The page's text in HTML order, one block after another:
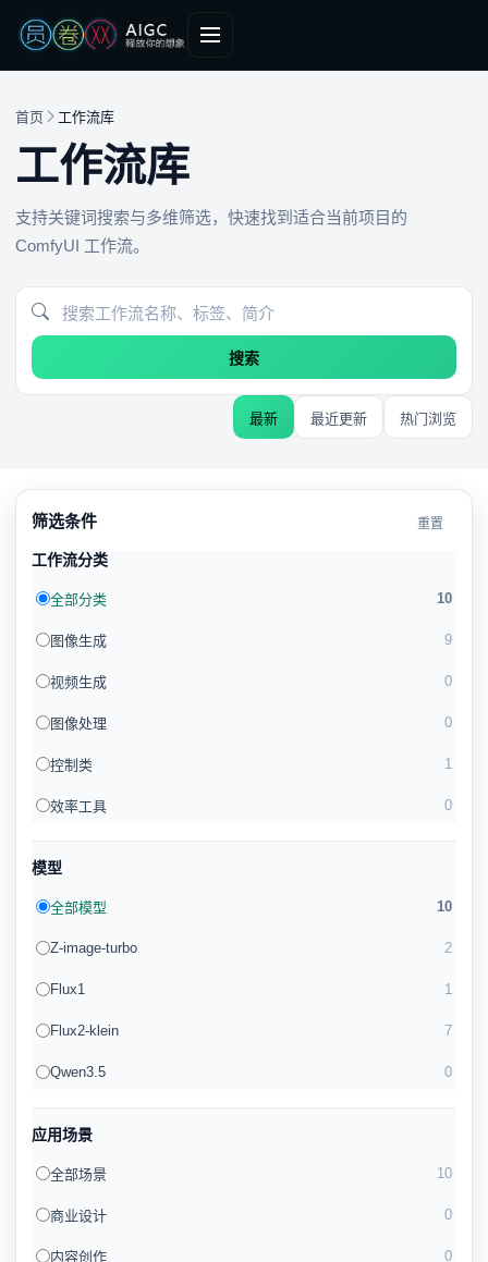
首页 工作流库
工作流库
支持关键词搜索与多维筛选，快速找到适合当前项目的
ComfyUI 工作流。
搜索
最新 最近更新 热门浏览
筛选条件 重置
工作流分类
全部分类 10
图像生成 9
视频生成 0
图像处理 0
控制类 1
效率工具 0
模型
全部模型 10
Z-image-turbo 2
Flux1 1
Flux2-klein 7
Qwen3.5 0
应用场景
全部场景 10
商业设计 0
内容创作 0